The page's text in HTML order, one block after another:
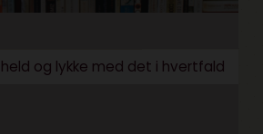
og lykke med det i hvertfald